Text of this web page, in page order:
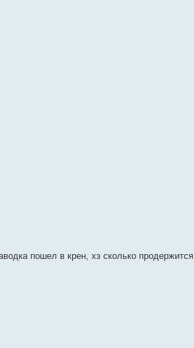
пошел в крен, хз сколько продержится